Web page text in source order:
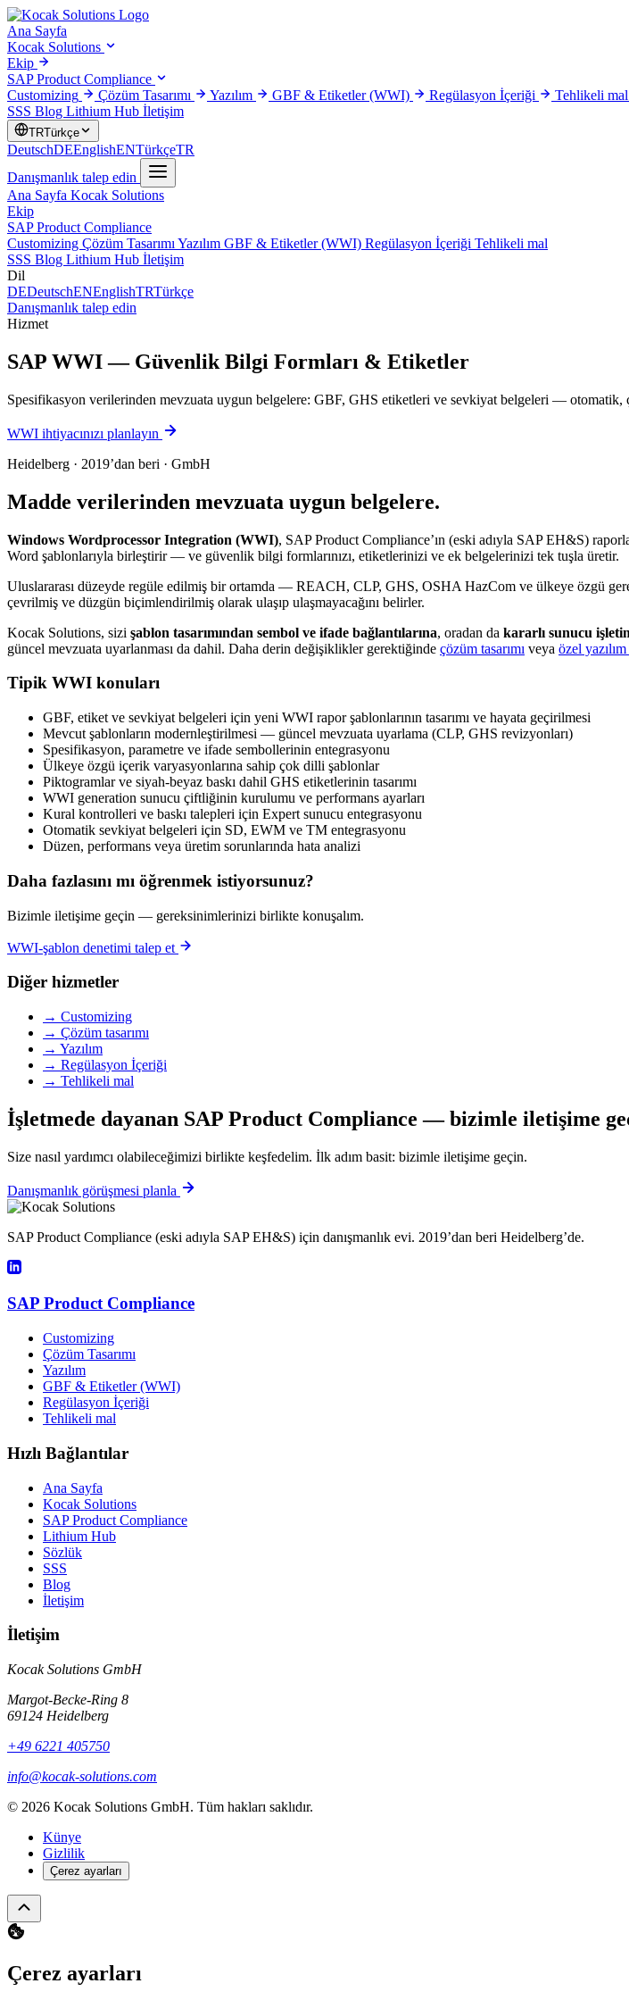
Ana Sayfa
Kocak Solutions
Ekip
SAP Product Compliance
Customizing
Çözüm Tasarımı Yazılım GBF & Etiketler (WWI) Regülasyon İçeriği
Tehlikeli mal
SSS Blog Lithium Hub İletişim
TRTürkçe
DeutschDEEnglishENTürkçeTR
Danışmanlık talep edin
Ana Sayfa Kocak Solutions
Ekip
SAP Product Compliance
Customizing Çözüm Tasarımı Yazılım GBF & Etiketler (WWI) Regülasyon İçeriği Tehlikeli mal
SSS Blog Lithium Hub İletişim
Dil
DEDeutschENEnglishTRTürkçe
Danışmanlık talep edin
Hizmet
SAP WWI— Güvenlik Bilgi Formları & Etiketler
Spesifikasyon verilerinden mevzuata uygun belgelere: GBF, GHS etiketleri ve sevkiyat belgeleri —
WWI ihtiyacınızı planlayın
Heidelberg · 2019’dan beri · GmbH
Madde verilerinden mevzuata uygun belgelere.
Windows Wordprocessor Integration (WWI), SAP Product Compliance’ın (eski adıyla SAP EH&S)
Word şablonlarıyla birleştirir — ve güvenlik bilgi formlarınızı, etiketlerinizi ve ek belgelerinizi tek tuşla üretir.
Uluslararası düzeyde regüle edilmiş bir ortamda — REACH, CLP, GHS, OSHA HazCom ve ülkeye özgü
çevrilmiş ve düzgün biçimlendirilmiş olarak ulaşıp ulaşmayacağını belirler.
Kocak Solutions, sizi şablon tasarımından sembol ve ifade bağlantılarına, oradan da kararlı sunucu
güncel mevzuata uyarlanması da dahil. Daha derin değişiklikler gerektiğinde çözüm tasarımı veya özel
Tipik WWI konuları
GBF, etiket ve sevkiyat belgeleri için yeni WWI rapor şablonlarının tasarımı ve hayata geçirilmesi
Mevcut şablonların modernleştirilmesi — güncel mevzuata uyarlama (CLP, GHS revizyonları)
Spesifikasyon, parametre ve ifade sembollerinin entegrasyonu
Ülkeye özgü içerik varyasyonlarına sahip çok dilli şablonlar
Piktogramlar ve siyah-beyaz baskı dahil GHS etiketlerinin tasarımı
WWI generation sunucu çiftliğinin kurulumu ve performans ayarları
Kural kontrolleri ve baskı talepleri için Expert sunucu entegrasyonu
Otomatik sevkiyat belgeleri için SD, EWM ve TM entegrasyonu
Düzen, performans veya üretim sorunlarında hata analizi
Daha fazlasını mı öğrenmek istiyorsunuz?
Bizimle iletişime geçin — gereksinimlerinizi birlikte konuşalım.
WWI-şablon denetimi talep et
Diğer hizmetler
→ Customizing
→ Çözüm tasarımı
→ Yazılım
→ Regülasyon İçeriği
→ Tehlikeli mal
İşletmede dayanan SAP Product Compliance — bizimle iletişime
Size nasıl yardımcı olabileceğimizi birlikte keşfedelim. İlk adım basit: bizimle iletişime geçin.
Danışmanlık görüşmesi planla
SAP Product Compliance (eski adıyla SAP EH&S) için danışmanlık evi. 2019’dan beri Heidelberg’de.
SAP Product Compliance
Customizing
Çözüm Tasarımı
Yazılım
GBF & Etiketler (WWI)
Regülasyon İçeriği
Tehlikeli mal
Hızlı Bağlantılar
Ana Sayfa
Kocak Solutions
SAP Product Compliance
Lithium Hub
Sözlük
SSS
Blog
İletişim
İletişim
Kocak Solutions GmbH
Margot-Becke-Ring 8
69124 Heidelberg
+49 6221 405750
info@kocak-solutions.com
© 2026 Kocak Solutions GmbH. Tüm hakları saklıdır.
Künye
Gizlilik
Çerez ayarları
Çerez ayarları